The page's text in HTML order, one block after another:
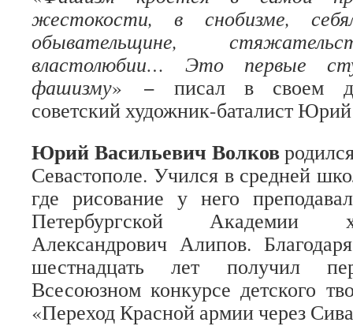
жестокости, в снобизме,
обывательщине,
властолюбии… Это первые
фашизму» − писал в своем
советский художник-баталист
Юрий Васильевич Волков
Севастополе. Учился в средней
где рисование у него
Петербургской Академии
Александрович Алипов.
шестнадцать лет получил
Всесоюзном конкурсе детского
«Переход Красной армии через